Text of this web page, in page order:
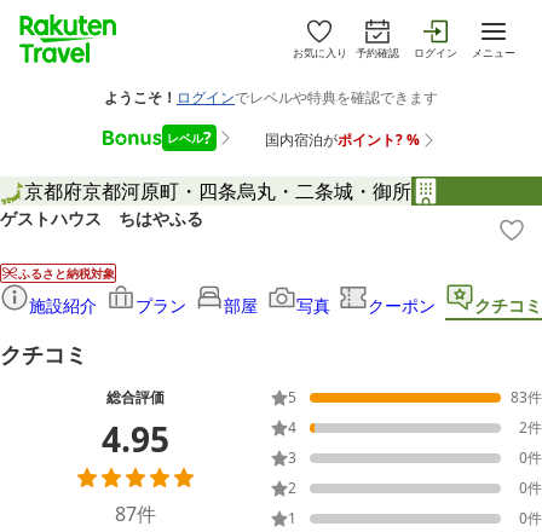
お気に入り 予約確認 ログイン メニュー
京都府京都河原町・四条烏丸・二条城・御所
ゲストハウス ちはやふる
ふるさと納税対象
施設紹介 プラン 部屋 写真 クーポン クチコミ
クチコミ
総合評価
4.95
87件
5 83件
4
2件
3
0件
2
0件
1
0件